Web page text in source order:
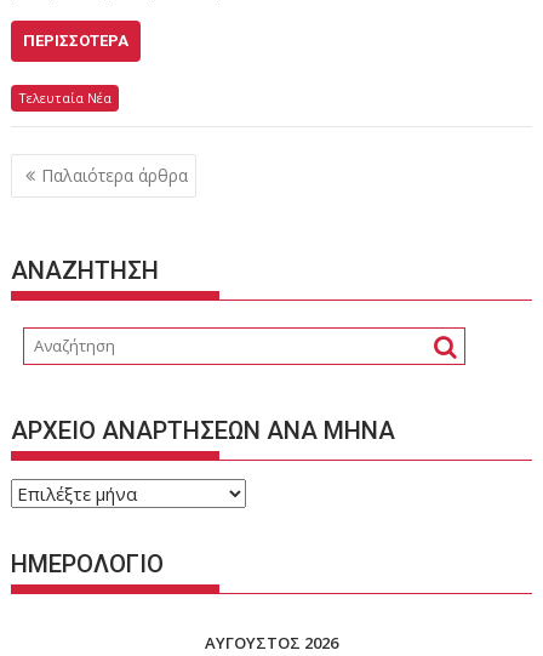
ΠΕΡΙΣΣΌΤΕΡΑ
Τελευταία Νέα
Πλοήγηση
άρθρων
Παλαιότερα άρθρα
ΑΝΑΖΗΤΗΣΗ
ΑΡΧΕΙΟ ΑΝΑΡΤΗΣΕΩΝ ΑΝΑ ΜΗΝΑ
ΑΡΧΕΙΟ
ΑΝΑ
ΜΗΝΑ
ΗΜΕΡΟΛΟΓΙΟ
ΑΎΓΟΥΣΤΟΣ 2026